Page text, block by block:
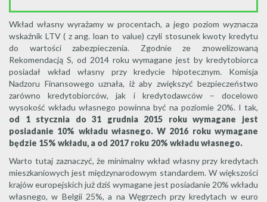
Wkład własny wyrażamy w procentach, a jego poziom wyznacza
wskaźnik LTV ( z ang. loan to value) czyli stosunek kwoty kredytu
do wartości zabezpieczenia. Zgodnie ze znowelizowaną
Rekomendacją S, od 2014 roku wymagane jest by kredytobiorca
posiadał wkład własny przy kredycie hipotecznym. Komisja
Nadzoru Finansowego uznała, iż aby zwiększyć bezpieczeństwo
zarówno kredytobiorców, jak i kredytodawców – docelowo
wysokość wkładu własnego powinna być na poziomie 20%. I tak,
od 1 stycznia do 31 grudnia 2015 roku wymagane jest
posiadanie 10% wkładu własnego. W 2016 roku wymagane
będzie 15% wkładu, a od 2017 roku 20% wkładu własnego.
Warto tutaj zaznaczyć, że minimalny wkład własny przy kredytach
mieszkaniowych jest międzynarodowym standardem. W większości
krajów europejskich już dziś wymagane jest posiadanie 20% wkładu
własnego, w Belgii 25%, a na Węgrzech przy kredytach w euro